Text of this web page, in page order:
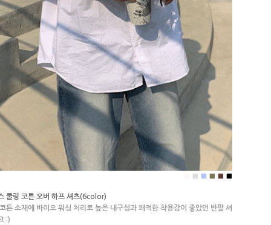
■ ■ ■ ■ ■
쿨링 코튼 오버 하프 셔츠(6color)
튼 소재에 바이오 워싱 처리로 높은 내구성과 쾌적한 착용감이 좋았던 반팔 셔
:)